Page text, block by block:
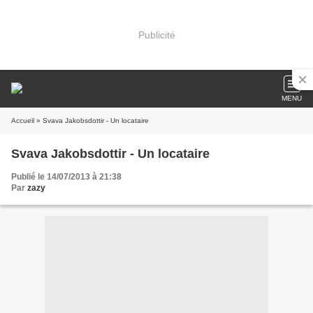
Publicité
MENU
Accueil » Svava Jakobsdottir - Un locataire
Svava Jakobsdottir - Un locataire
Publié le 14/07/2013 à 21:38
Par zazy